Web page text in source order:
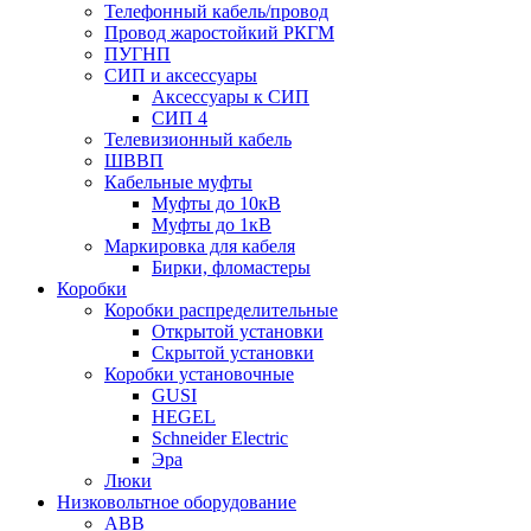
Телефонный кабель/провод
Провод жаростойкий РКГМ
ПУГНП
СИП и аксессуары
Аксессуары к СИП
СИП 4
Телевизионный кабель
ШВВП
Кабельные муфты
Муфты до 10кВ
Муфты до 1кВ
Маркировка для кабеля
Бирки, фломастеры
Коробки
Коробки распределительные
Открытой установки
Скрытой установки
Коробки установочные
GUSI
HEGEL
Schneider Electric
Эра
Люки
Низковольтное оборудование
ABB